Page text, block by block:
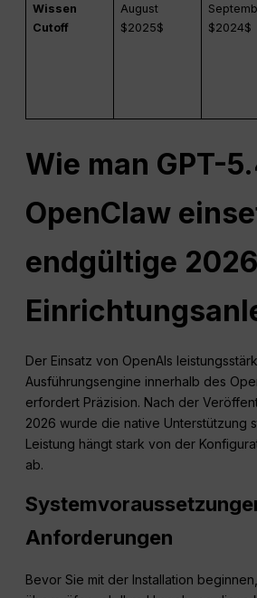
Wissen
Cutoff
August
$2025$
$2024$
Wie man GPT-
OpenClaw
endgültige
Der Einsatz von OpenAIs
Ausführungsengine innerhalb des
erfordert Präzision. Nach der
2026 wurde die native Unterstützung
Leistung hängt stark von der
ab.
Anforderungen
Bevor Sie mit der Installation